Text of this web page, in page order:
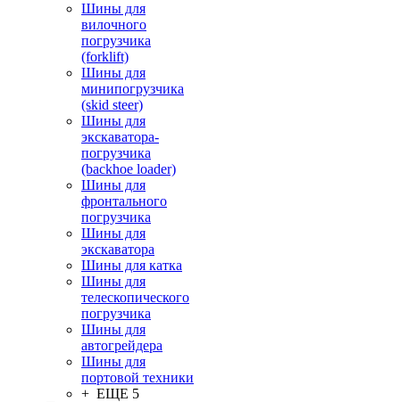
Шины для
вилочного
погрузчика
(forklift)
Шины для
минипогрузчика
(skid steer)
Шины для
экскаватора-
погрузчика
(backhoe loader)
Шины для
фронтального
погрузчика
Шины для
экскаватора
Шины для катка
Шины для
телескопического
погрузчика
Шины для
автогрейдера
Шины для
портовой техники
+ ЕЩЕ 5